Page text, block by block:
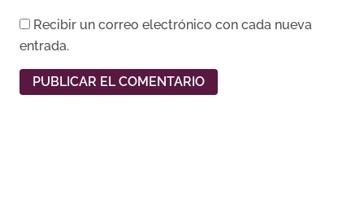
Recibir un correo electrónico con cada nueva
entrada.